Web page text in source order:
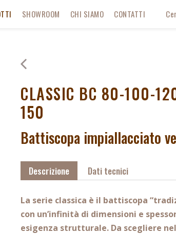
SHOWROOM CHI SIAMO CONTATTI
CLASSIC BC 80-100-
150
Battiscopa impiallacciato
Descrizione Dati tecnici
La serie classica è il battiscopa
con un’infinità di dimensioni e
esigenza strutturale. Da scegliere